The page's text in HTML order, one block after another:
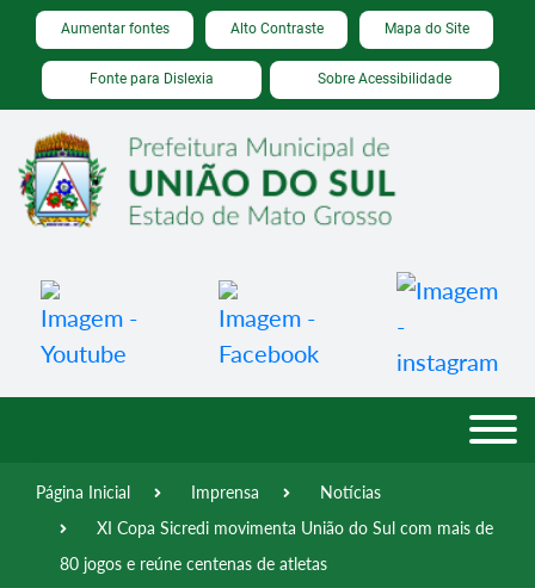
Seção de atalhos e links de acessibilidade
Ir para o conteúdo [alt+1]
Ir para o menu [alt+2]
Ir para a busca [alt+3]
Ir para o rodapé [alt+4]
Aumentar fontes Alto Contraste Mapa do Site
Fonte para Dislexia Sobre Acessibilidade
Página Inicial Imprensa
Notícias
XI Copa Sicredi movimenta União do Sul com mais de
80 jogos e reúne centenas de atletas